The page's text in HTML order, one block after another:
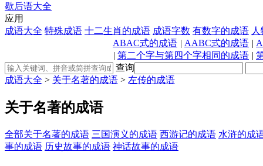
歇后语大全
应用
成语大全 特殊成语 十二生肖的成语 成语字数 有数字的成语
ABAC式的成语 | AABC式的成语 |
| 第二个字与第四个字相同的成语 |
查询
成语大全 > 关于名著的成语 > 左传的成语
关于名著的成语
全部关于名著的成语 三国演义的成语 西游记的成语 水浒的成
事的成语 历史故事的成语 神话故事的成语